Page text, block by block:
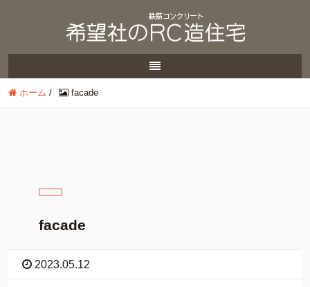
ホーム / facade
facade
2023.05.12